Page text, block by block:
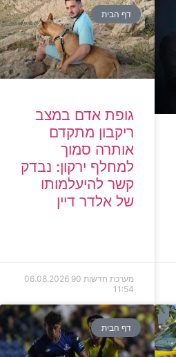
דף הבית
גופת אדם במצב
ריקבון מתקדם
אותרה סמוך
למחלף ירקון: נבדק
קשר להיעלמותו
של אלדר דיין
מערכת חדשות 90
06.08.2026
11:54
דף הבית